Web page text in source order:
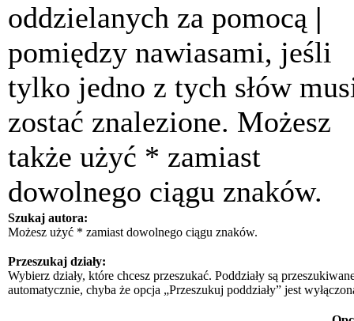
oddzielanych za pomocą |
pomiędzy nawiasami, jeśli
tylko jedno z tych słów
zostać znalezione. Możesz
także użyć * zamiast
dowolnego ciągu znaków.
Szukaj autora:
Możesz użyć * zamiast dowolnego ciągu znaków.
Przeszukaj działy:
Wybierz działy, które chcesz przeszukać. Poddziały są
automatycznie, chyba że opcja „Przeszukuj poddziały” jest